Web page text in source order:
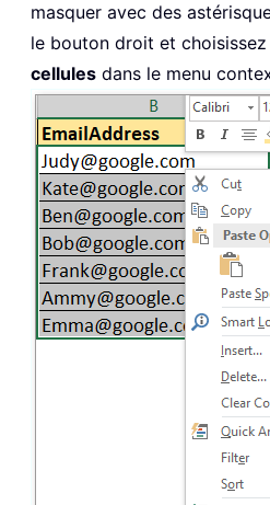
masquer avec des
le bouton droit et choisissez
cellules dans le menu